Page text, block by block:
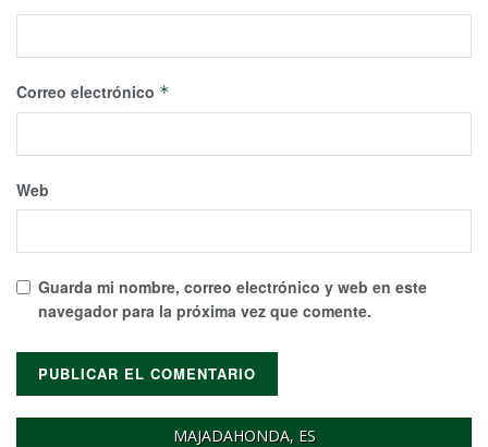
Correo electrónico *
Web
Guarda mi nombre, correo electrónico y web en este
navegador para la próxima vez que comente.
MAJADAHONDA, ES